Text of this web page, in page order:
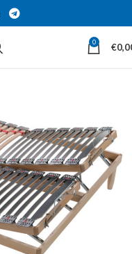
0 €